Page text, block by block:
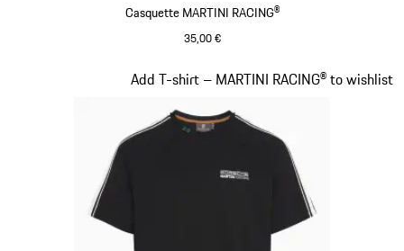
Casquette MARTINI RACING®
35,00 €
Add T-shirt – MARTINI RACING® to wishlist